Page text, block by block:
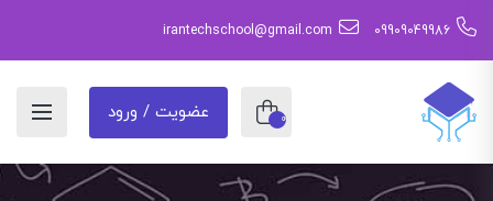
09909049986
irantechschool@gmail.com
0 عضویت / ورود